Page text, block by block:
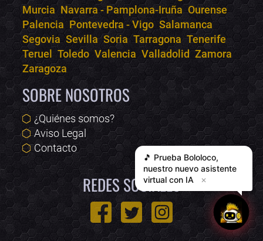
Murcia Navarra - Pamplona-Iruña Ourense
Palencia Pontevedra - Vigo Salamanca
Segovia Sevilla Soria Tarragona Tenerife
Teruel
Toledo Valencia Valladolid Zamora
Zaragoza
SOBRE NOSOTROS
¿Quiénes somos?
Aviso Legal
Contacto
REDES SOCIALES
🎵 Prueba Bololoco,
nuestro nuevo asistente
virtual con IA
✕